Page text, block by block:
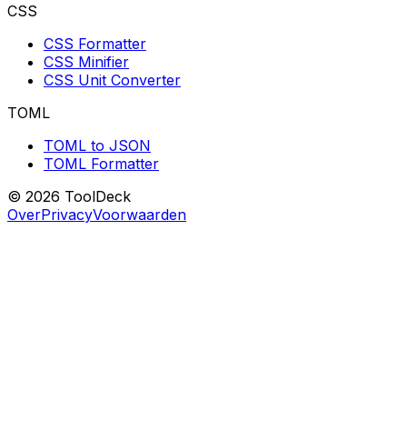
CSS
CSS Formatter
CSS Minifier
CSS Unit Converter
TOML
TOML to JSON
TOML Formatter
© 2026 ToolDeck
OverPrivacyVoorwaarden